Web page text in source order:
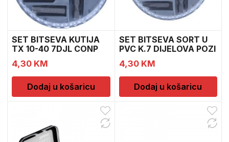
SET BITSEVA KUTIJA
TX 10-40 7DJL CONP
4,30 KM
Dodaj u košaricu
SET BITSEVA SORT U
PVC K.7 DIJELOVA POZI
4,30 KM
Dodaj u košaricu